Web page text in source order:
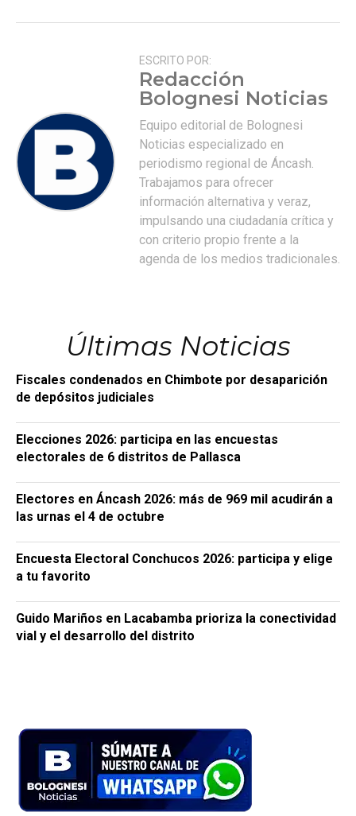
ESCRITO POR:
Redacción
Bolognesi Noticias
Equipo editorial de Bolognesi
Noticias especializado en
periodismo regional de Áncash.
Trabajamos para ofrecer
información alternativa y veraz,
impulsando una ciudadanía crítica y
con criterio propio frente a la
agenda de los medios tradicionales.
Últimas Noticias
Fiscales condenados en Chimbote por desaparición
de depósitos judiciales
Elecciones 2026: participa en las encuestas
electorales de 6 distritos de Pallasca
Electores en Áncash 2026: más de 969 mil acudirán a
las urnas el 4 de octubre
Encuesta Electoral Conchucos 2026: participa y elige
a tu favorito
Guido Mariños en Lacabamba prioriza la conectividad
vial y el desarrollo del distrito